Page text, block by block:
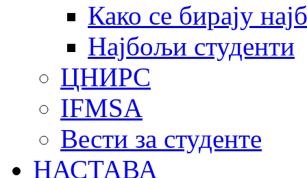
Како се бирају
Најбољи студенти
ЦНИРС
IFMSA
Вести за студенте
НАСТАВА